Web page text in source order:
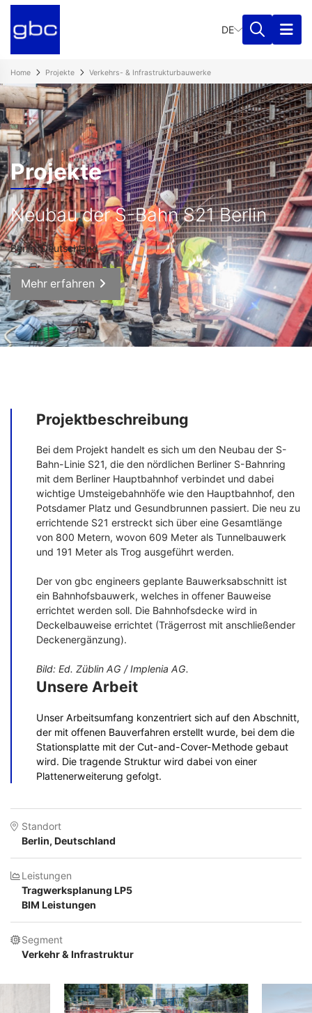
DE
Home Projekte Verkehrs- & Infrastrukturbauwerke
Projekte
Neubau der S-Bahn S21 Berlin
Berlin, Deutschland
Mehr erfahren
Projektbeschreibung
Bei dem Projekt handelt es sich um den Neubau der S-
Bahn-Linie S21, die den nördlichen Berliner S-Bahnring
mit dem Berliner Hauptbahnhof verbindet und dabei
wichtige Umsteigebahnhöfe wie den Hauptbahnhof, den
Potsdamer Platz und Gesundbrunnen passiert. Die neu zu
errichtende S21 erstreckt sich über eine Gesamtlänge
von 800 Metern, wovon 609 Meter als Tunnelbauwerk
und 191 Meter als Trog ausgeführt werden.
Der von gbc engineers geplante Bauwerksabschnitt ist
ein Bahnhofsbauwerk, welches in offener Bauweise
errichtet werden soll. Die Bahnhofsdecke wird in
Deckelbauweise errichtet (Trägerrost mit anschließender
Deckenergänzung).
Bild: Ed. Züblin AG / Implenia AG.
Unsere Arbeit
Unser Arbeitsumfang konzentriert sich auf den Abschnitt,
der mit offenen Bauverfahren erstellt wurde, bei dem die
Stationsplatte mit der Cut-and-Cover-Methode gebaut
wird. Die tragende Struktur wird dabei von einer
Plattenerweiterung gefolgt.
Standort
Berlin, Deutschland
Leistungen
Tragwerksplanung LP5
BIM Leistungen
Segment
Verkehr & Infrastruktur